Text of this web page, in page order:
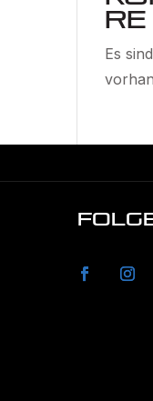
re
Es